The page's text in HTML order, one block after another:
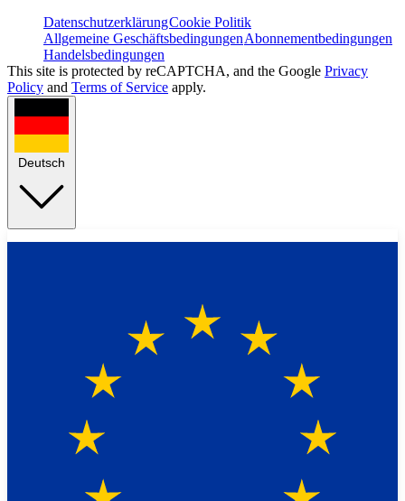
DatenschutzerklärungCookie Politik
Allgemeine GeschäftsbedingungenAbonnementbedingungen
Handelsbedingungen
This site is protected by reCAPTCHA, and the Google Privacy
Policy and Terms of Service apply.
Deutsch